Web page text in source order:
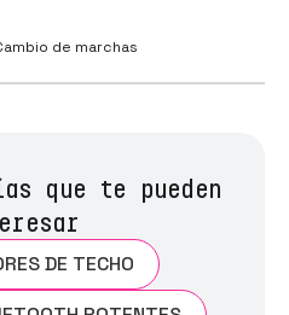
de marchas
que te pueden
DE TECHO